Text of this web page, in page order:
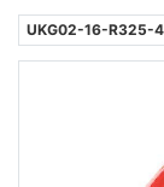
UKG02-16-R325-